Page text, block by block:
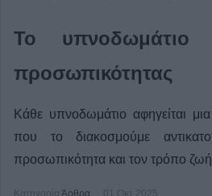
Το υπνοδωμάτιο
προσωπικότητας
Κάθε υπνοδωμάτιο αφηγείται
που το διακοσμούμε
προσωπικότητα και τον τρόπο
Κατηγορία Άρθρα 01 Οκτ 2025